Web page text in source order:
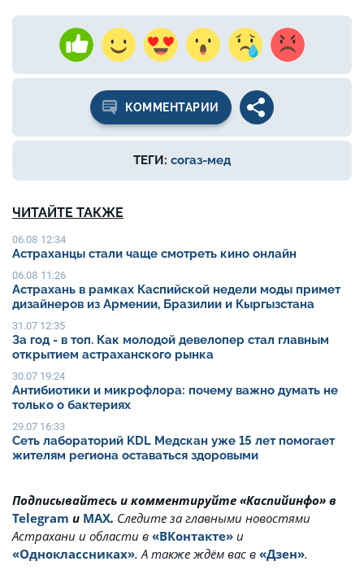
КОММЕНТАРИИ
ТЕГИ: согаз-мед
ЧИТАЙТЕ ТАКЖЕ
06.08 12:34
Астраханцы стали чаще смотреть кино онлайн
06.08 11:26
Астрахань в рамках Каспийской недели моды примет
дизайнеров из Армении, Бразилии и Кыргызстана
31.07 12:35
За год - в топ. Как молодой девелопер стал главным
открытием астраханского рынка
30.07 19:24
Антибиотики и микрофлора: почему важно думать не
только о бактериях
29.07 16:33
Сеть лабораторий KDL Медскан уже 15 лет помогает
жителям региона оставаться здоровыми
Подписывайтесь и комментируйте «Каспийинфо» в
Telegram и MAX. Cледите за главными новостями
Астрахани и области в «ВКонтакте» и
«Одноклассниках». А также ждём вас в «Дзен».